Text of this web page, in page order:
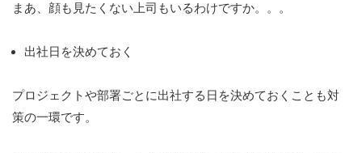
まあ、顔も見たくない上司もいるわけですか。。。
出社日を決めておく
プロジェクトや部署ごとに出社する日を決めておくことも対
策の一環です。